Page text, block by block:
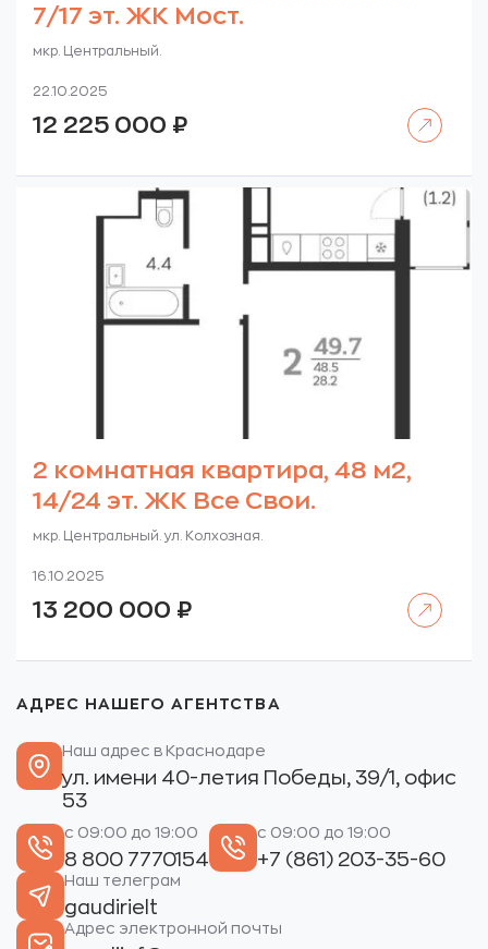
7/17 эт. ЖК Мост.
мкр. Центральный.
22.10.2025
12 225 000 ₽
2 комнатная квартира, 48 м2,
14/24 эт. ЖК Все Свои.
мкр. Центральный. ул. Колхозная.
16.10.2025
13 200 000 ₽
АДРЕС НАШЕГО АГЕНТСТВА
Наш адрес в Краснодаре
ул. имени 40-летия Победы, 39/1, офис
53
с 09:00 до 19:00
8 800 7770154
с 09:00 до 19:00
+7 (861) 203-35-60
Наш телеграм
gaudirielt
Адрес электронной почты